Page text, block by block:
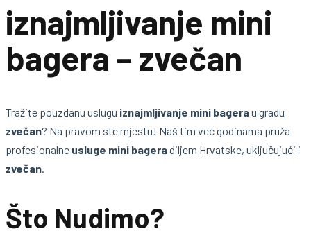
iznajmljivanje mini
bagera – zvečan
Tražite pouzdanu uslugu iznajmljivanje mini bagerau gradu
zvečan? Na pravom ste mjestu! Naš tim već godinama pruža
profesionalne usluge mini bageradiljem Hrvatske, uključujući i
zvečan.
Što Nudimo?